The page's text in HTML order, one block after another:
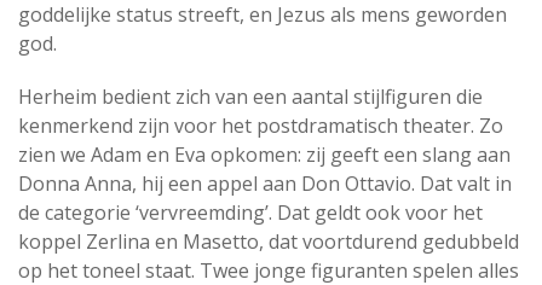
goddelijke status streeft, en Jezus als mens geworden
god.
Herheim bedient zich van een aantal stijlfiguren die
kenmerkend zijn voor het postdramatisch theater. Zo
zien we Adam en Eva opkomen: zij geeft een slang aan
Donna Anna, hij een appel aan Don Ottavio. Dat valt in
de categorie ‘vervreemding’. Dat geldt ook voor het
koppel Zerlina en Masetto, dat voortdurend gedubbeld
op het toneel staat. Twee jonge figuranten spelen alles